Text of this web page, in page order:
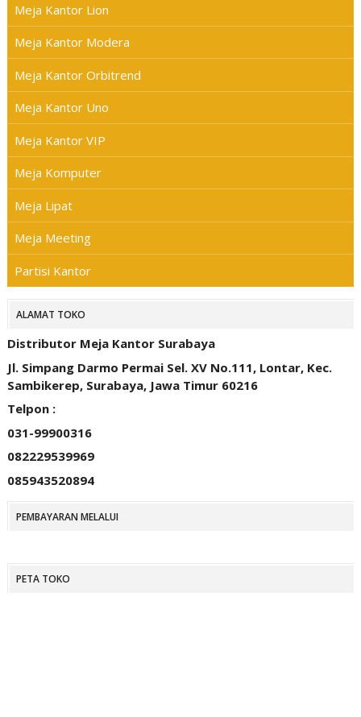
Meja Kantor Lion
Meja Kantor Modera
Meja Kantor Orbitrend
Meja Kantor Uno
Meja Kantor VIP
Meja Komputer
Meja Lipat
Meja Meeting
Partisi Kantor
ALAMAT TOKO
Distributor Meja Kantor Surabaya
Jl. Simpang Darmo Permai Sel. XV No.111, Lontar, Kec.
Sambikerep, Surabaya, Jawa Timur 60216
Telpon :
031-99900316
082229539969
085943520894
PEMBAYARAN MELALUI
PETA TOKO